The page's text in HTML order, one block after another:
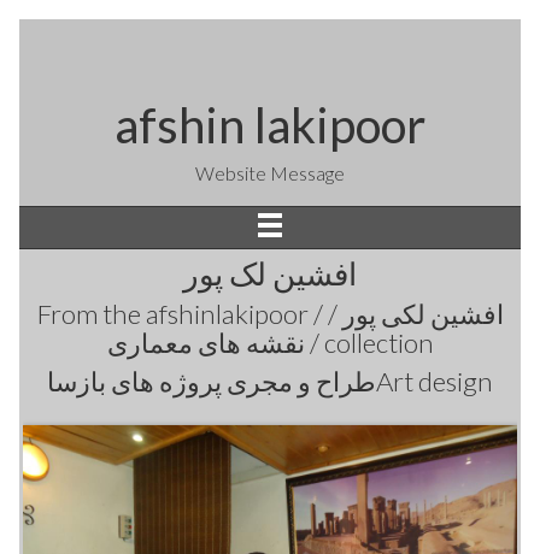
afshin lakipoor
Website Message
افشین لک پور
From the afshinlakipoor / افشین لکی پور /
نقشه های معماری /collection
طراح و مجری پروژه های بازساArt design